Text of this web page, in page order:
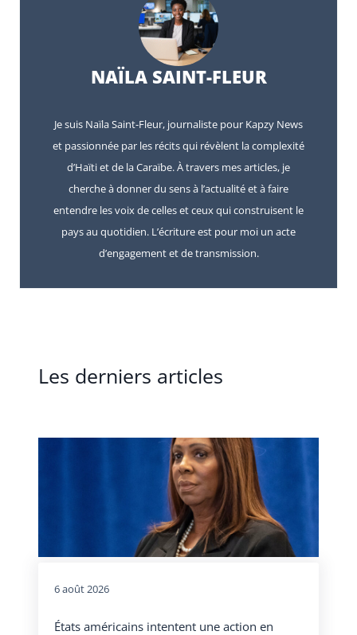
NAÏLA SAINT-FLEUR
Je suis Naïla Saint-Fleur, journaliste pour Kapzy News
et passionnée par les récits qui révèlent la complexité
d’Haïti et de la Caraïbe. À travers mes articles, je
cherche à donner du sens à l’actualité et à faire
entendre les voix de celles et ceux qui construisent le
pays au quotidien. L’écriture est pour moi un acte
d’engagement et de transmission.
Les derniers articles
6 août 2026
États américains intentent une action en